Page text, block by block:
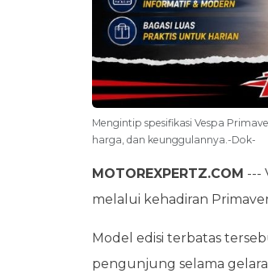
Mengintip spesifikasi Vespa
harga, dan keunggulannya.-Dok-
MOTOREXPERTZ.COM ---
melalui kehadiran
Model edisi terbatas
pengunjung selama